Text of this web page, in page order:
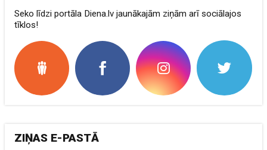
Seko līdzi portāla Diena.lv jaunākajām ziņām arī sociālajos
tīklos!
ZIŅAS E-PASTĀ